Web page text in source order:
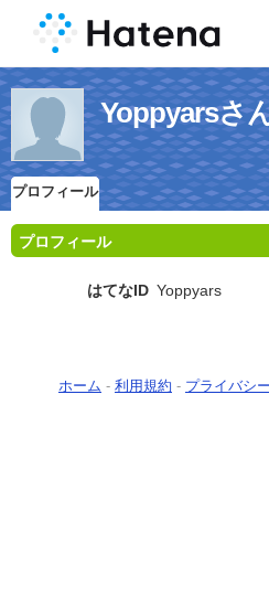
Yoppyarsさ
プロフィール
プロフィール
はてなID Yoppyars
ホーム - 利用規約 - プライバシ